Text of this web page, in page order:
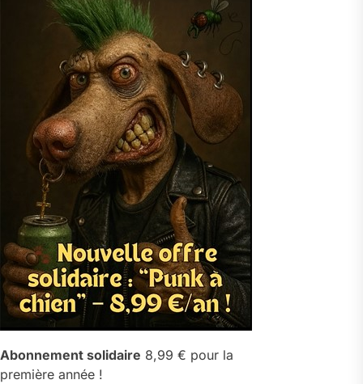
Abonnement solidaire 8,99 € pour la
première année !